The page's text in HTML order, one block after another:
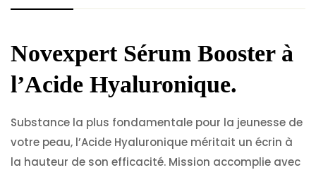
Novexpert Sérum Booster à
l’Acide Hyaluronique.
Substance la plus fondamentale pour la jeunesse de
votre peau, l’Acide Hyaluronique méritait un écrin à
la hauteur de son efficacité. Mission accomplie avec